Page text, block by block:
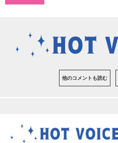
他のコメントも読む